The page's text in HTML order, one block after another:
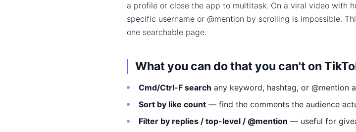
a profile or close the app to multitask. On a viral video with
specific username or @mention by scrolling is impossible.
one searchable page.
What you can do that you can't on
Cmd/Ctrl-F search any keyword, hashtag, or @mention
Sort by like count — find the comments the audience
Filter by replies / top-level / @mention — useful for